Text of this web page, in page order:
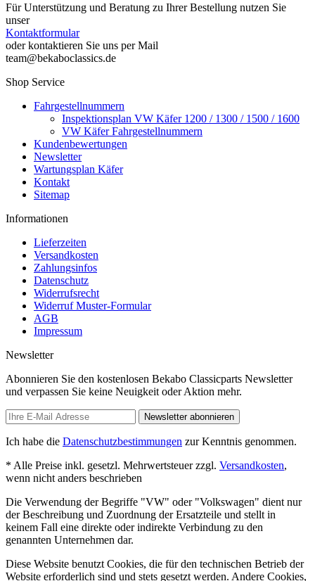
Für Unterstützung und Beratung zu Ihrer Bestellung nutzen Sie
unser
Kontaktformular
oder kontaktieren Sie uns per Mail
team@bekaboclassics.de
Shop Service
Fahrgestellnummern
Inspektionsplan VW Käfer 1200 / 1300 / 1500 / 1600
VW Käfer Fahrgestellnummern
Kundenbewertungen
Newsletter
Wartungsplan Käfer
Kontakt
Sitemap
Informationen
Lieferzeiten
Versandkosten
Zahlungsinfos
Datenschutz
Widerrufsrecht
Widerruf Muster-Formular
AGB
Impressum
Newsletter
Abonnieren Sie den kostenlosen Bekabo Classicparts Newsletter
und verpassen Sie keine Neuigkeit oder Aktion mehr.
Newsletter abonnieren
Ich habe die Datenschutzbestimmungen zur Kenntnis genommen.
* Alle Preise inkl. gesetzl. Mehrwertsteuer zzgl. Versandkosten,
wenn nicht anders beschrieben
Die Verwendung der Begriffe "VW" oder "Volkswagen" dient nur
der Beschreibung und Zuordnung der Ersatzteile und stellt in
keinem Fall eine direkte oder indirekte Verbindung zu den
genannten Unternehmen dar.
Diese Website benutzt Cookies, die für den technischen Betrieb der
Website erforderlich sind und stets gesetzt werden. Andere Cookies,